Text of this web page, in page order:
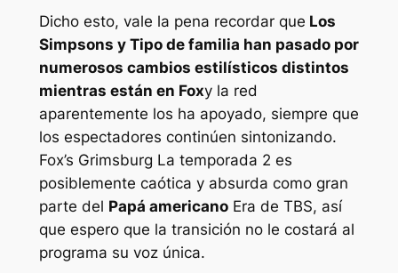
Dicho esto, vale la pena recordar que Los
Simpsons yTipo de familia han pasado por
numerosos cambios estilísticos distintos
mientras están en Foxy la red
aparentemente los ha apoyado, siempre que
los espectadores continúen sintonizando.
Fox’s Grimsburg La temporada 2 es
posiblemente caótica y absurda como gran
parte del Papá americanoEra de TBS, así
que espero que la transición no le costará al
programa su voz única.